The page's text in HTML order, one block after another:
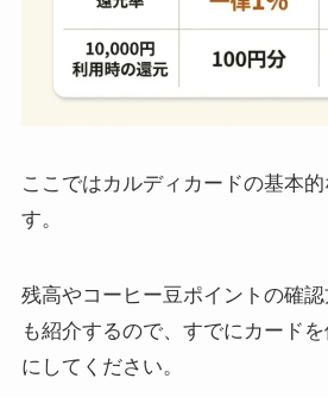
ここではカルディカードの基本
す。
残高やコーヒー豆ポイントの確
も紹介するので、すでにカード
にしてください。